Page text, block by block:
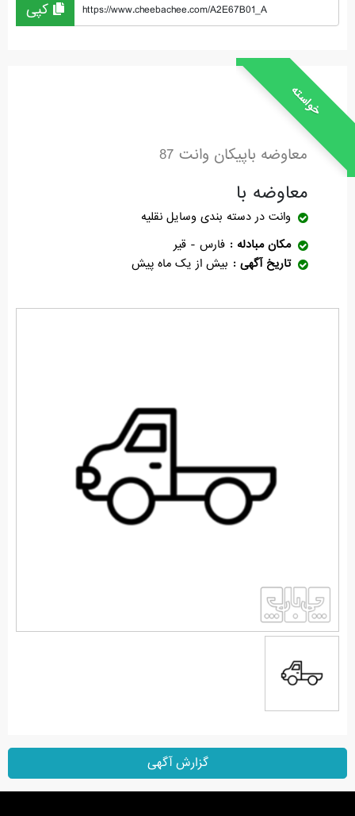
https://www.cheebachee.com/A2E67B01_A
خواسته
معاوضه باپیکان وانت 87
معاوضه با
وانت در دسته بندی وسایل نقلیه
مکان مبادله
فارس - قیر
تاریخ آگهی
بیش از یک ماه پیش
گزارش آگهی